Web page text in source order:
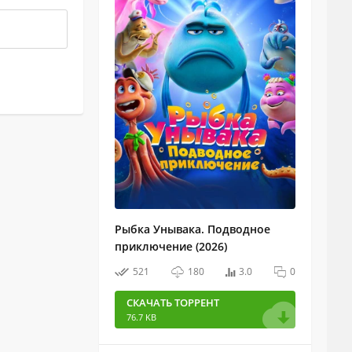
Рыбка Унывака. Подводное
приключение (2026)
521 180 3.0 0
СКАЧАТЬ ТОРРЕНТ
76.7 KB